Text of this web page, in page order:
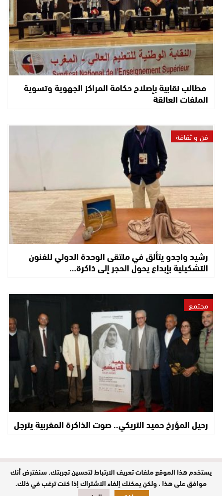
مطالب نقابية بإصلاح حكامة المراكز الجهوية وتسوية
الملفات العالقة
فن و ثقافة
رشيد واجدو يتألق في ملتقى الوحدة الدولي للفنون
التشكيلية بإبداع يحول الحجر إلى ذاكرة…
مجتمع
رحيل المؤرخ حميد التريكي.. صوت الذاكرة المغربية يترجل
مدير النشر : حفيظة الدليمي / جميع
الحقوق محفوظة © 2026
يستخدم هذا الموقع ملفات تعريف الارتباط لتحسين تجربتك. سنفترض أنك
موافق على هذا ، ولكن يمكنك إلغاء الاشتراك إذا كنت ترغب في ذلك.